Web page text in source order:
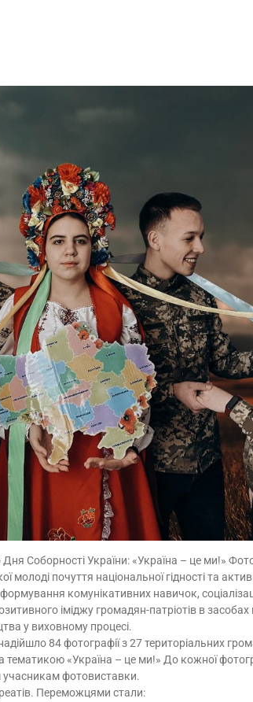
Соборності України: «Україна – це ми!»
почуття національної гідності та
комунікативних навичок,
іміджу громадян-патріотів в засобах
у виховному процесі.
84 фотографії з 27 територіальних
«Україна – це ми!» До кожної
учасникам фотовиставки.
Переможцями стали: